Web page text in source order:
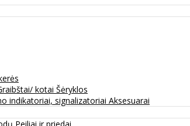
kotai Šėryklos
indikatoriai, signalizatoriai Aksesuarai
Peiliai ir priedai